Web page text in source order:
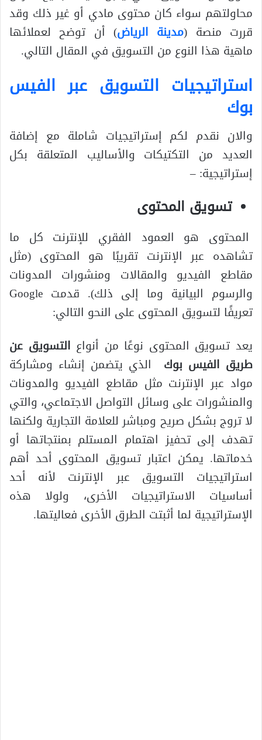
محاولتهم سواء كان محتوى مادي أو غير ذلك وقد
قررت منصة (مدينة الرياض) أن توضح لعملائها
ماهية هذا النوع من التسويق في المقال التالي.
استراتيجيات التسويق عبر الفيس
بوك
والان نقدم لكم إستراتيجيات شاملة مع إضافة
العديد من التكتيكات والأساليب المتعلقة بكل
إستراتيجية: –
تسويق المحتوى
المحتوى هو العمود الفقري للإنترنت كل ما
تشاهده عبر الإنترنت تقريبًا هو المحتوى (مثل
مقاطع الفيديو والمقالات ومنشورات المدونات
والرسوم البيانية وما إلى ذلك). قدمت Google
تعريفًا لتسويق المحتوى على النحو التالي:
يعد تسويق المحتوى نوعًا من أنواع التسويق عن
طريق الفيس بوك
الذي يتضمن إنشاء ومشاركة
مواد عبر الإنترنت مثل مقاطع الفيديو والمدونات
والمنشورات على وسائل التواصل الاجتماعي، والتي
لا تروج بشكل صريح ومباشر للعلامة التجارية ولكنها
تهدف إلى تحفيز اهتمام المستلم بمنتجاتها أو
خدماتها. يمكن اعتبار تسويق المحتوى أحد أهم
استراتيجيات التسويق عبر الإنترنت لأنه أحد
أساسيات الاستراتيجيات الأخرى، ولولا هذه
الإستراتيجية لما أثبتت الطرق الأخرى فعاليتها.